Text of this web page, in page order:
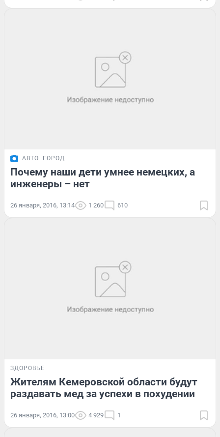
АВТО ГОРОД
Почему наши дети умнее немецких, а
инженеры – нет
26 января, 2016, 13:14 1 260 610
ЗДОРОВЬЕ
Жителям Кемеровской области будут
раздавать мед за успехи в похудении
26 января, 2016, 13:00 4 929 1